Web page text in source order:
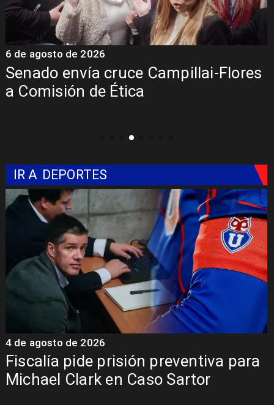
Senado envía cruce Campillai-Flores
a Comisión de Ética
6 de agosto de 2026
IR A DEPORTES
Fiscalía pide prisión preventiva para
Michael Clark en Caso Sartor
4 de agosto de 2026